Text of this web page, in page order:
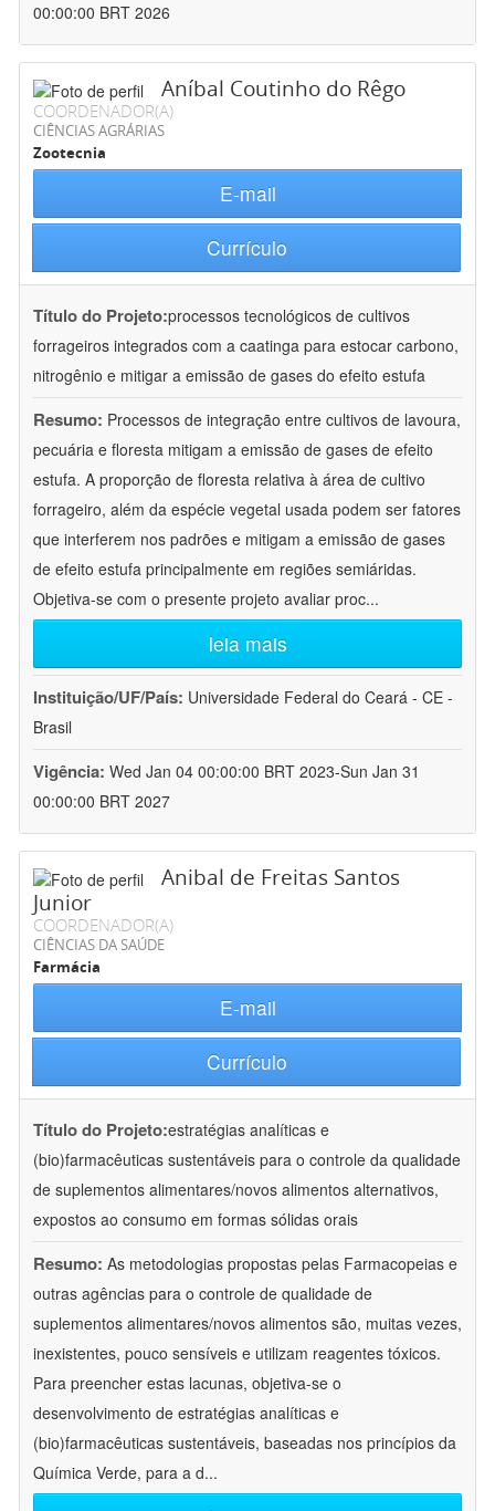
00:00:00 BRT 2026
Aníbal Coutinho do Rêgo
COORDENADOR(A)
CIÊNCIAS AGRÁRIAS
Zootecnia
E-mail
Currículo
Título do Projeto:processos tecnológicos de cultivos
forrageiros integrados com a caatinga para estocar carbono,
nitrogênio e mitigar a emissão de gases do efeito estufa
Resumo: Processos de integração entre cultivos de lavoura,
pecuária e floresta mitigam a emissão de gases de efeito
estufa. A proporção de floresta relativa à área de cultivo
forrageiro, além da espécie vegetal usada podem ser fatores
que interferem nos padrões e mitigam a emissão de gases
de efeito estufa principalmente em regiões semiáridas.
Objetiva-se com o presente projeto avaliar proc...
leia mais
Instituição/UF/País: Universidade Federal do Ceará - CE -
Brasil
Vigência: Wed Jan 04 00:00:00 BRT 2023-Sun Jan 31
00:00:00 BRT 2027
Anibal de Freitas Santos
Junior
COORDENADOR(A)
CIÊNCIAS DA SAÚDE
Farmácia
E-mail
Currículo
Título do Projeto:estratégias analíticas e
(bio)farmacêuticas sustentáveis para o controle da qualidade
de suplementos alimentares/novos alimentos alternativos,
expostos ao consumo em formas sólidas orais
Resumo: As metodologias propostas pelas Farmacopeias e
outras agências para o controle de qualidade de
suplementos alimentares/novos alimentos são, muitas vezes,
inexistentes, pouco sensíveis e utilizam reagentes tóxicos.
Para preencher estas lacunas, objetiva-se o
desenvolvimento de estratégias analíticas e
(bio)farmacêuticas sustentáveis, baseadas nos princípios da
Química Verde, para a d...